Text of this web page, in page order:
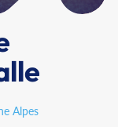
Alpes